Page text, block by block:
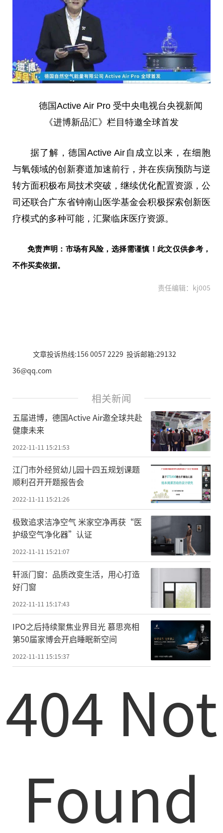
德国Active Air Pro 受中央电视台央视新闻
《进博新品汇》栏目特邀全球首发
据了解，德国Active Air自成立以来，在细胞
与氧领域的创新赛道加速前行，并在疾病预防与逆
转方面积极布局技术突破，继续优化配置资源，公
司还联合广东省钟南山医学基金会积极探索创新医
疗模式的多种可能，汇聚临床医疗资源。
免责声明：市场有风险，选择需谨慎！此文仅供参考，
不作买卖依据。
责任编辑：kj005
文章投诉热线:156 0057 2229 投诉邮箱:29132
36@qq.com
相关新闻
五届进博，德国Active Air邀全球共赴
健康未来
2022-11-11 15:21:53
江门市外经贸幼儿园十四五规划课题
顺利召开开题报告会
2022-11-11 15:21:26
极致追求洁净空气 米家空净再获“医
护级空气净化器”认证
2022-11-11 15:21:07
轩派门窗：品质改变生活，用心打造
好门窗
2022-11-11 15:17:43
IPO之后持续聚焦业界目光 慕思亮相
第50届家博会开启睡眠新空间
2022-11-11 15:15:37
404 Not
Found